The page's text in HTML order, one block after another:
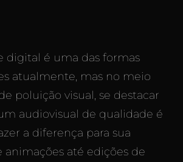
digital é uma das formas
atualmente, mas no meio
poluição visual, se destacar
audiovisual de qualidade é
a diferença para sua
animações até edições de